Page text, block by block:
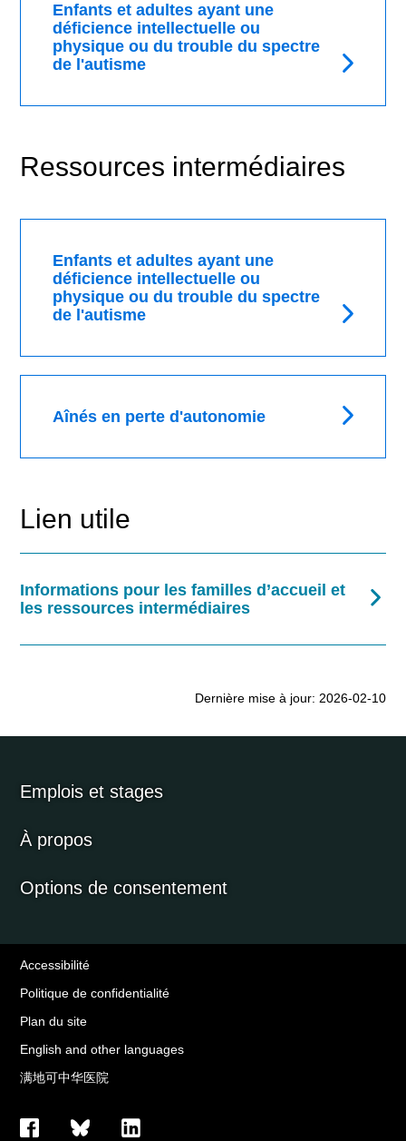
Enfants et adultes ayant une
déficience intellectuelle ou
physique ou du trouble du spectre
de l'autisme
Ressources intermédiaires
Enfants et adultes ayant une
déficience intellectuelle ou
physique ou du trouble du spectre
de l'autisme
Aînés en perte d'autonomie
Lien utile
Informations pour les familles d’accueil et
les ressources intermédiaires
Dernière mise à jour: 2026-02-10
Emplois et stages
À propos
Options de consentement
Accessibilité
Politique de confidentialité
Plan du site
English and other languages
满地可中华医院